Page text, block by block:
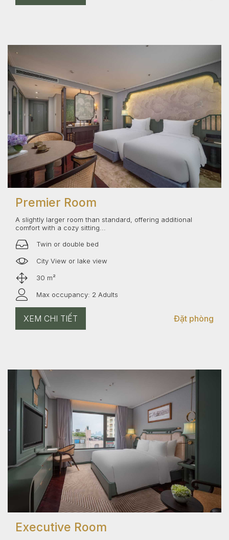
Premier Room
A slightly larger room than standard, offering additional
comfort with a cozy sitting...
Twin or double bed
City View or lake view
30 m²
Max occupancy: 2 Adults
XEM CHI TIẾT Đặt phòng
Executive Room